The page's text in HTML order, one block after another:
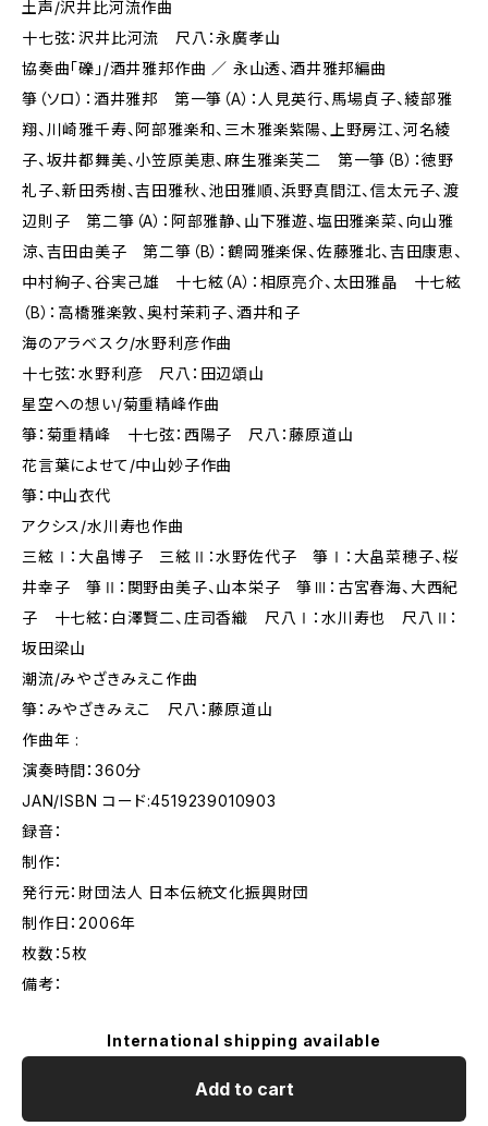
土声/沢井比河流作曲
十七弦：沢井比河流 尺八：永廣孝山
協奏曲「礫」/酒井雅邦作曲 ／ 永山透、酒井雅邦編曲
箏（ソロ）：酒井雅邦 第一箏（A）：人見英行、馬場貞子、綾部雅
翔、川崎雅千寿、阿部雅楽和、三木雅楽紫陽、上野房江、河名綾
子、坂井都舞美、小笠原美恵、麻生雅楽芙二 第一箏（B）：徳野
礼子、新田秀樹、吉田雅秋、池田雅順、浜野真間江、信太元子、渡
辺則子 第二箏（A）：阿部雅静、山下雅遊、塩田雅楽菜、向山雅
涼、吉田由美子 第二箏（B）：鶴岡雅楽保、佐藤雅北、吉田康恵、
中村絢子、谷実己雄 十七絃（A）：相原亮介、太田雅晶 十七絃
（B）：高橋雅楽敦、奥村茉莉子、酒井和子
海のアラベスク/水野利彦作曲
十七弦：水野利彦 尺八：田辺頌山
星空への想い/菊重精峰作曲
箏：菊重精峰 十七弦：西陽子 尺八：藤原道山
花言葉によせて/中山妙子作曲
箏：中山衣代
アクシス/水川寿也作曲
三絃Ⅰ：大畠博子 三絃Ⅱ：水野佐代子 箏Ⅰ：大畠菜穂子、桜
井幸子 箏Ⅱ：関野由美子、山本栄子 箏Ⅲ：古宮春海、大西紀
子 十七絃：白澤賢二、庄司香織 尺八Ⅰ：水川寿也 尺八Ⅱ：
坂田梁山
潮流/みやざきみえこ作曲
箏：みやざきみえこ 尺八：藤原道山
作曲年 :
演奏時間：360分
JAN/ISBN コード:4519239010903
録音：
制作：
発行元：財団法人 日本伝統文化振興財団
制作日：2006年
枚数：5枚
備考：
International shipping available
Add to cart